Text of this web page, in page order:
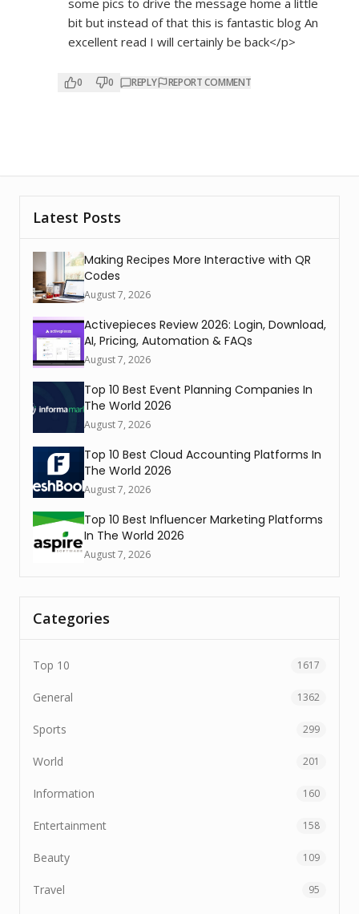
bit but instead of that this is fantastic blog An
excellent read I will certainly be back</p>
0 0 REPLY REPORT COMMENT
Latest Posts
Making Recipes More Interactive with QR
Codes
August 7, 2026
Activepieces Review 2026: Login, Download,
AI, Pricing, Automation & FAQs
August 7, 2026
Top 10 Best Event Planning Companies In
The World 2026
August 7, 2026
Top 10 Best Cloud Accounting Platforms In
The World 2026
August 7, 2026
Top 10 Best Influencer Marketing Platforms
In The World 2026
August 7, 2026
Categories
Top 10 1617
General 1362
Sports 299
World 201
Information 160
Entertainment 158
Beauty 109
Travel 95